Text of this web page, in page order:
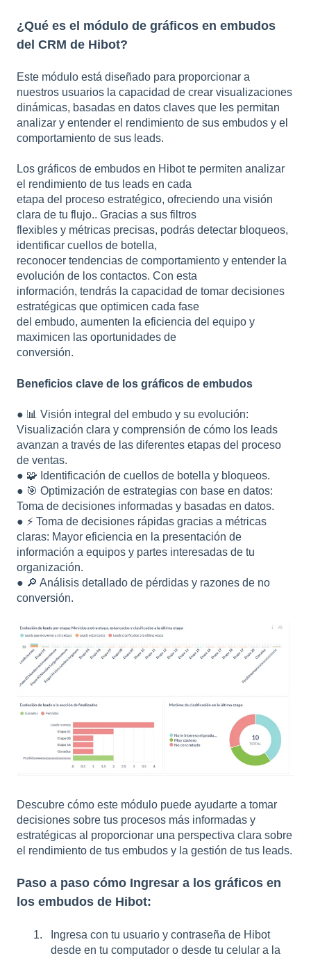
¿Qué es el módulo de gráficos en embudos
del CRM de Hibot?
Este módulo está diseñado para proporcionar a
nuestros usuarios la capacidad de crear visualizaciones
dinámicas, basadas en datos claves que les permitan
analizar y entender el rendimiento de sus embudos y el
comportamiento de sus leads.
Los gráficos de embudos en Hibot te permiten analizar
el rendimiento de tus leads en cada
etapa del proceso estratégico, ofreciendo una visión
clara de tu flujo.. Gracias a sus filtros
flexibles y métricas precisas, podrás detectar bloqueos,
identificar cuellos de botella,
reconocer tendencias de comportamiento y entender la
evolución de los contactos. Con esta
información, tendrás la capacidad de tomar decisiones
estratégicas que optimicen cada fase
del embudo, aumenten la eficiencia del equipo y
maximicen las oportunidades de
conversión.
Beneficios clave de los gráficos de embudos
● 📊 Visión integral del embudo y su evolución:
Visualización clara y comprensión de cómo los leads
avanzan a través de las diferentes etapas del proceso
de ventas.
● 🧩 Identificación de cuellos de botella y bloqueos.
● 🎯 Optimización de estrategias con base en datos:
Toma de decisiones informadas y basadas en datos.
● ⚡ Toma de decisiones rápidas gracias a métricas
claras: Mayor eficiencia en la presentación de
información a equipos y partes interesadas de tu
organización.
● 🔎 Análisis detallado de pérdidas y razones de no
conversión.
Descubre cómo este módulo puede ayudarte a tomar
decisiones sobre tus procesos más informadas y
estratégicas al proporcionar una perspectiva clara sobre
el rendimiento de tus embudos y la gestión de tus leads.
Paso a paso cómo Ingresar a los gráficos en
los embudos de Hibot:
Ingresa con tu usuario y contraseña de Hibot
desde en tu computador o desde tu celular a la